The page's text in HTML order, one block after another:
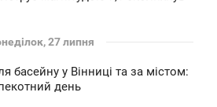
27 липня
басейну у Вінниці та за містом:
день